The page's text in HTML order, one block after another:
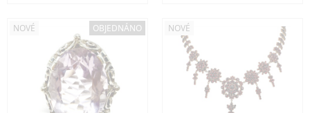
NOVÉ OBJEDNÁNO NOVÉ